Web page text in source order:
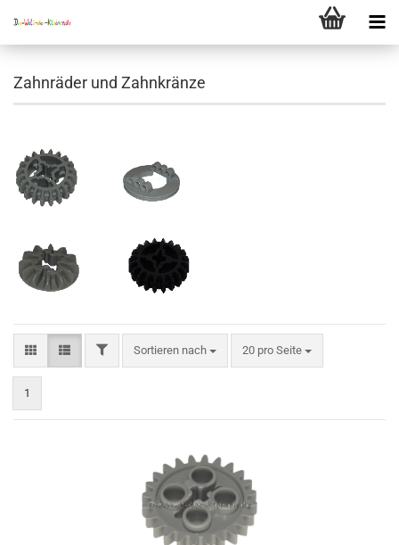
Zahnräder und Zahnkränze
FILTERSortieren nach
Sortieren nach 20 pro Seite
pro Seite
1